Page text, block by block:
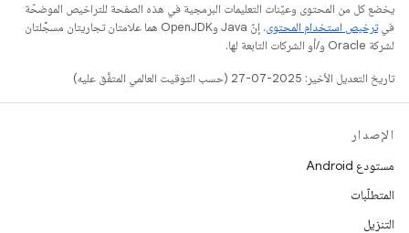
يخضع كل من المحتوى وعيّنات التعليمات البرمجية في هذه الصفحة للتراخيص الموضحّة
فيترخيص استخدام المحتوى
. إنّ Java وOpenJDK هما علامتان تجاريتان مسجَّلتان
لشركة Oracle و/أو الشركات التابعة لها.
تاريخ التعديل الأخير: 2025-07-27 (حسب التوقيت العالمي المتفَّق عليه)
الإصدار
مستودع Android
المتطلّبات
التنزيل